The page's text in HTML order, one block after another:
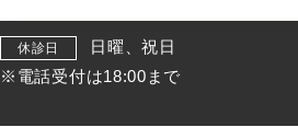
休診日
日曜、祝日
※電話受付は18:00まで